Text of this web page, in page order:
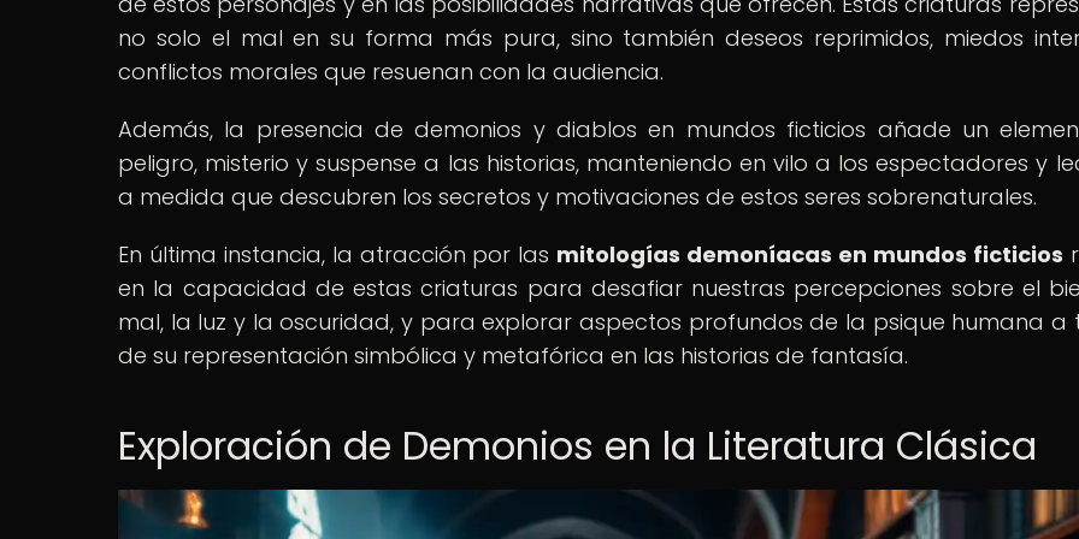
no solo el mal en su forma más pura, sino también deseos reprimidos, miedos
conflictos morales que resuenan con la audiencia.
Además, la presencia de demonios y diablos en mundos ficticios añade un
peligro, misterio y suspense a las historias, manteniendo en vilo a los espectadores y
a medida que descubren los secretos y motivaciones de estos seres sobrenaturales.
En última instancia, la atracción por las mitologías demoníacas en mundos ficticios
en la capacidad de estas criaturas para desafiar nuestras percepciones sobre el
mal, la luz y la oscuridad, y para explorar aspectos profundos de la psique humana a
de su representación simbólica y metafórica en las historias de fantasía.
Exploración de Demonios en la Literatura Clásica